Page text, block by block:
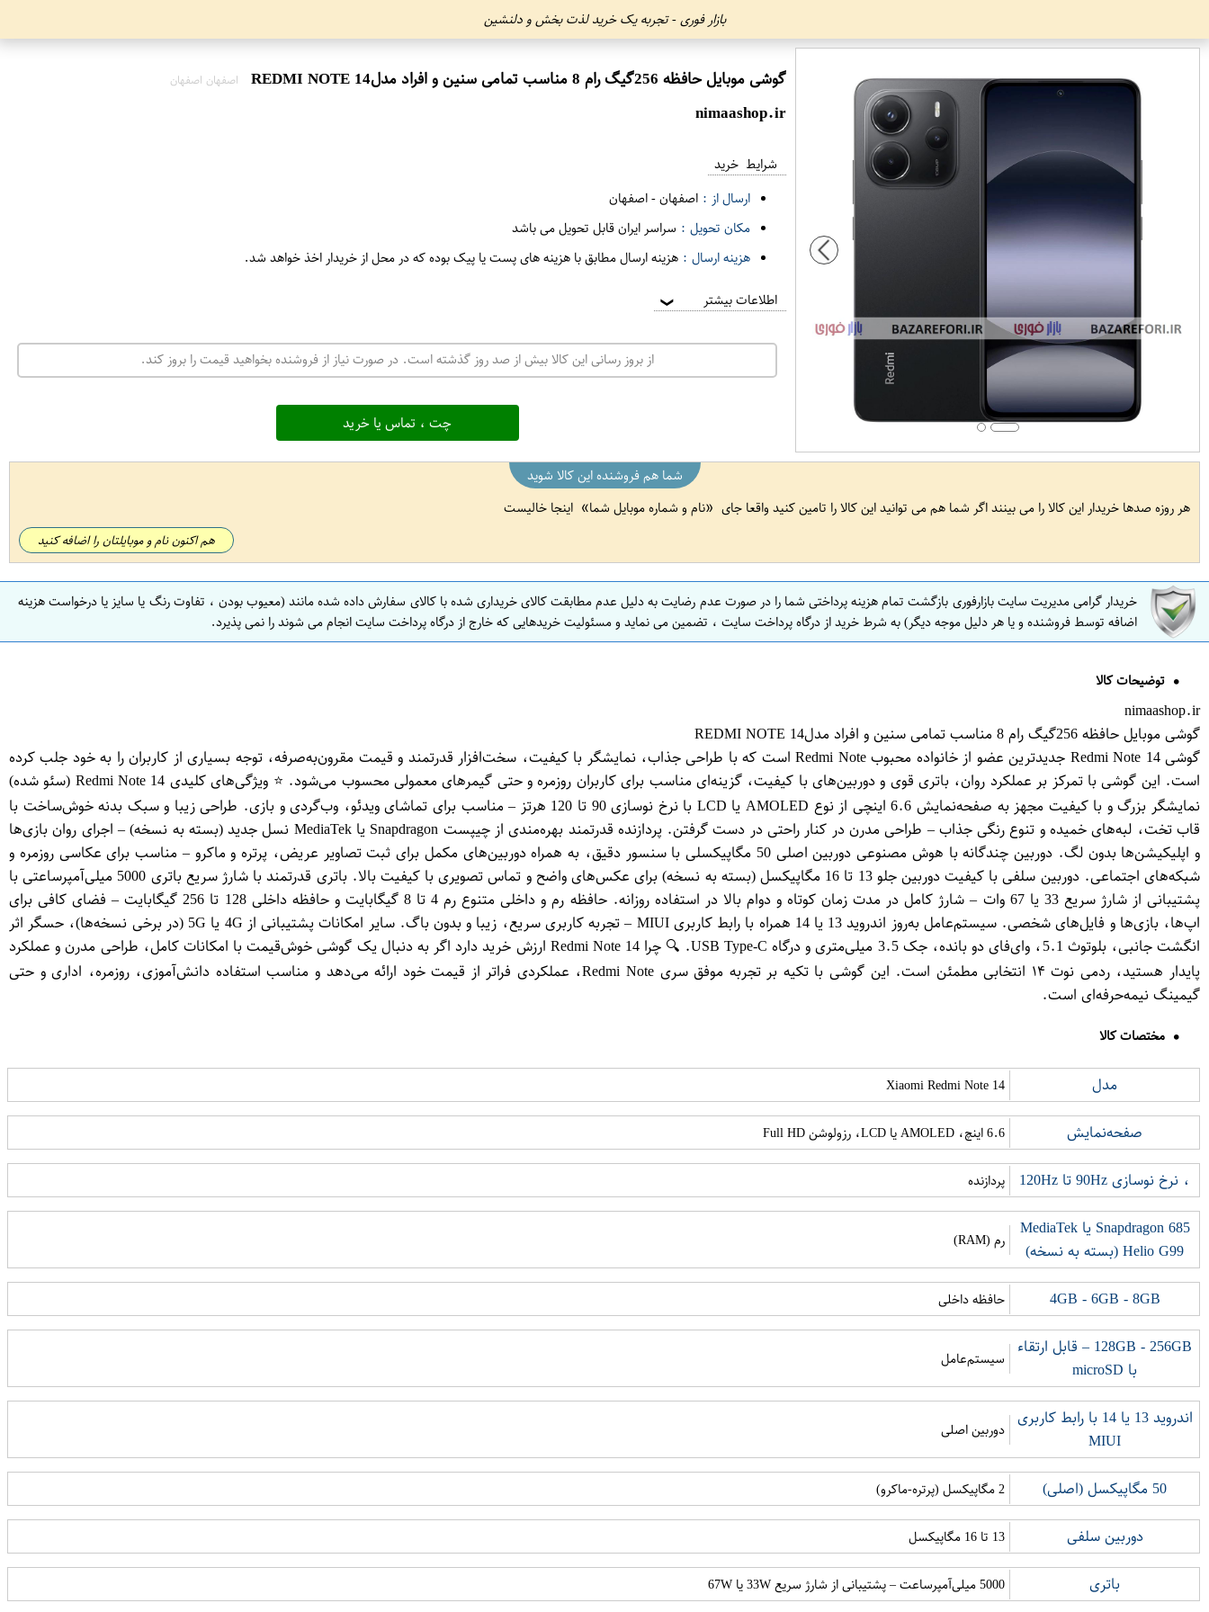
بازار فوری - تجربه یک خرید لذت بخش و دلنشین
گوشی موبایل حافظه 256گیگ رام 8 مناسب تمامی سنین و افراد مدلREDMI NOTE 14 اصفهان اصفهان
nimaashop.ir
شرایط خرید
ارسال از : اصفهان-اصفهان
مکان تحویل : سراسر ایران قابل تحویل می باشد
هزینه ارسال : هزینه ارسال مطابق با هزینه های پست یا پیک بوده که در محل از خریدار اخذ خواهد شد.
اطلاعات بیشتر ❯
از بروز رسانی این کالا بیش از صد روز گذشته است. در صورت نیاز از فروشنده بخواهید قیمت را بروز کند.
چت ، تماس یا خرید
شما هم فروشنده این کالا شوید
هر روزه صدها خریدار این کالا را می بینند اگر شما هم می توانید این کالا را تامین کنید واقعا جای
نام و شماره موبایل شما اینجا خالیست
هم اکنون نام و موبایلتان را اضافه کنید
خریدار گرامی مدیریت سایت بازارفوری بازگشت تمام هزینه پرداختی شما را در صورت عدم رضایت به دلیل عدم مطابقت کالای خریداری شده با کالای سفارش داده شده مانند (معیوب بودن ، تفاوت رنگ یا سایز یا درخواست هزینه
اضافه توسط فروشنده و یا هر دلیل موجه دیگر) به شرط خرید از درگاه پرداخت سایت ، تضمین می نماید و مسئولیت خریدهایی که خارج از درگاه پرداخت سایت انجام می شوند را نمی پذیرد.
توضیحات کالا
nimaashop.ir
گوشی موبایل حافظه 256گیگ رام 8 مناسب تمامی سنین و افراد مدلREDMI NOTE 14
گوشی Redmi Note 14 جدیدترین عضو از خانواده محبوب Redmi Note است که با طراحی جذاب، نمایشگر با کیفیت، سخت‌افزار قدرتمند و قیمت مقرون‌به‌صرفه، توجه بسیاری از کاربران را به خود جلب کرده
است. این گوشی با تمرکز بر عملکرد روان، باتری قوی و دوربین‌های با کیفیت، گزینه‌ای مناسب برای کاربران روزمره و حتی گیمرهای معمولی محسوب می‌شود. ⭐ ویژگی‌های کلیدی Redmi Note 14 (سئو شده)
نمایشگر بزرگ و با کیفیت مجهز به صفحه‌نمایش 6.6 اینچی از نوع AMOLED یا LCD با نرخ نوسازی 90 تا 120 هرتز – مناسب برای تماشای ویدئو، وب‌گردی و بازی. طراحی زیبا و سبک بدنه خوش‌ساخت با
قاب تخت، لبه‌های خمیده و تنوع رنگی جذاب – طراحی مدرن در کنار راحتی در دست گرفتن. پردازنده قدرتمند بهره‌مندی از چیپست Snapdragon یا MediaTek نسل جدید (بسته به نسخه) – اجرای روان بازی‌ها
و اپلیکیشن‌ها بدون لگ. دوربین چندگانه با هوش مصنوعی دوربین اصلی 50 مگاپیکسلی با سنسور دقیق، به همراه دوربین‌های مکمل برای ثبت تصاویر عریض، پرتره و ماکرو – مناسب برای عکاسی روزمره و
شبکه‌های اجتماعی. دوربین سلفی با کیفیت دوربین جلو 13 تا 16 مگاپیکسل (بسته به نسخه) برای عکس‌های واضح و تماس تصویری با کیفیت بالا. باتری قدرتمند با شارژ سریع باتری 5000 میلی‌آمپرساعتی با
پشتیبانی از شارژ سریع 33 یا 67 وات – شارژ کامل در مدت زمان کوتاه و دوام بالا در استفاده روزانه. حافظه رم و داخلی متنوع رم 4 تا 8 گیگابایت و حافظه داخلی 128 تا 256 گیگابایت – فضای کافی برای
اپ‌ها، بازی‌ها و فایل‌های شخصی. سیستم‌عامل به‌روز اندروید 13 یا 14 همراه با رابط کاربری MIUI – تجربه کاربری سریع، زیبا و بدون باگ. سایر امکانات پشتیبانی از 4G یا 5G (در برخی نسخه‌ها)، حسگر اثر
انگشت جانبی، بلوتوث 5.1، وای‌فای دو بانده، جک 3.5 میلی‌متری و درگاه USB Type-C. 🔍 چرا Redmi Note 14 ارزش خرید دارد اگر به دنبال یک گوشی خوش‌قیمت با امکانات کامل، طراحی مدرن و عملکرد
پایدار هستید، ردمی نوت ۱۴ انتخابی مطمئن است. این گوشی با تکیه بر تجربه موفق سری Redmi Note، عملکردی فراتر از قیمت خود ارائه می‌دهد و مناسب استفاده دانش‌آموزی، روزمره، اداری و حتی
گیمینگ نیمه‌حرفه‌ای است.
مختصات کالا
مدل Xiaomi Redmi Note 14
صفحه‌نمایش 6.6 اینچ، AMOLED یا LCD، رزولوشن Full HD
، نرخ نوسازی 90Hz تا 120Hz پردازنده
Snapdragon 685 یا MediaTek
Helio G99 (بسته به نسخه)
رم (RAM)
4GB - 6GB - 8GB حافظه داخلی
128GB - 256GB – قابل ارتقاء
با microSD
سیستم‌عامل
اندروید 13 یا 14 با رابط کاربری
MIUI
دوربین اصلی
50 مگاپیکسل (اصلی) 2 مگاپیکسل (پرتره-ماکرو)
دوربین سلفی 13 تا 16 مگاپیکسل
باتری 5000 میلی‌آمپرساعت – پشتیبانی از شارژ سریع 33W یا 67W